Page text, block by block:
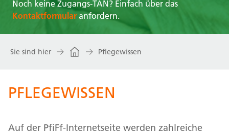
Noch keine Zugangs-TAN? Einfach über das
Kontaktformular anfordern.
Sie sind hier Pflegewissen
PFLEGEWISSEN
Auf der PfiFf-Internetseite werden zahlreiche